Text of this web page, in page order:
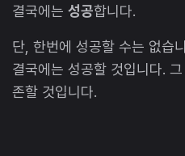
결국에는 성공합니다.
단, 한번에 성공할 수는 없습
결국에는 성공할 것입니다.
존할 것입니다.